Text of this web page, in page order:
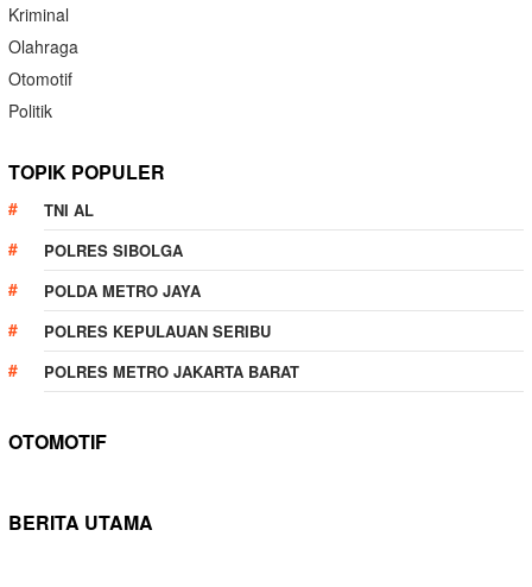
Kriminal
Olahraga
Otomotif
Politik
TOPIK POPULER
TNI AL
POLRES SIBOLGA
POLDA METRO JAYA
POLRES KEPULAUAN SERIBU
POLRES METRO JAKARTA BARAT
OTOMOTIF
BERITA UTAMA